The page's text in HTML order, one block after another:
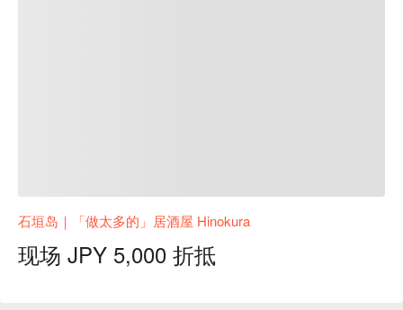
石垣岛｜「做太多的」居酒屋 Hinokura
现场 JPY 5,000 折抵